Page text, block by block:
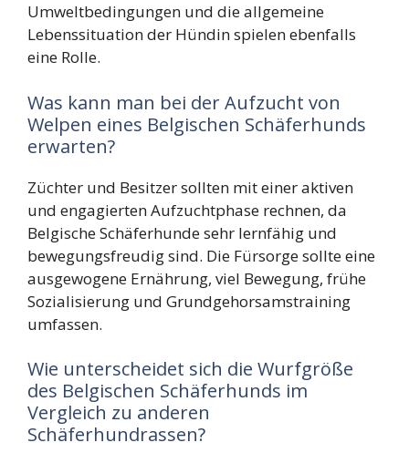
Umweltbedingungen und die allgemeine
Lebenssituation der Hündin spielen ebenfalls
eine Rolle.
Was kann man bei der Aufzucht von
Welpen eines Belgischen Schäferhunds
erwarten?
Züchter und Besitzer sollten mit einer aktiven
und engagierten Aufzuchtphase rechnen, da
Belgische Schäferhunde sehr lernfähig und
bewegungsfreudig sind. Die Fürsorge sollte eine
ausgewogene Ernährung, viel Bewegung, frühe
Sozialisierung und Grundgehorsamstraining
umfassen.
Wie unterscheidet sich die Wurfgröße
des Belgischen Schäferhunds im
Vergleich zu anderen
Schäferhundrassen?